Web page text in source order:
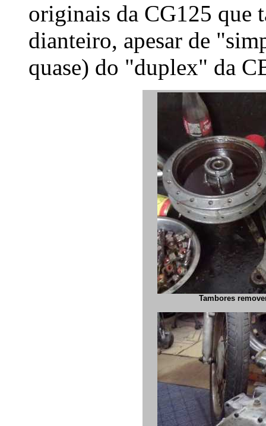
originais da CG125 que
dianteiro, apesar de
quase) do "duplex" da
Tambores